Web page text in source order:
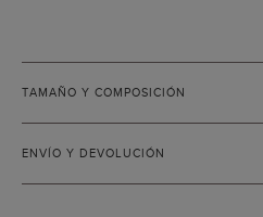
TAMAÑO Y COMPOSICIÓN
ENVÍO Y DEVOLUCIÓN